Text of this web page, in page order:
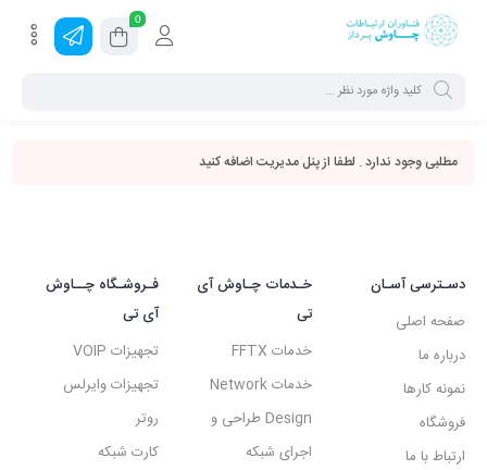
0
مطلبی وجود ندارد . لطفا از پنل مدیریت اضافه کنید
دسـترسی آسـان
صفحه اصلی
درباره ما
نمونه کارها
فروشگاه
ارتباط با ما
خـدمات چـاوش آی
تی
خدمات FFTX
خدمات Network
Design طراحی و
اجرای شبکه
فـروشـگاه چــاوش
آی تی
تجهیزات VOIP
تجهیزات وایرلس
روتر
کارت شبکه